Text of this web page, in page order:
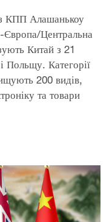
КПП Алашанькоу
Європа/Центральна
Китай з 21
Польщу. Категорії
200 видів,
та товари